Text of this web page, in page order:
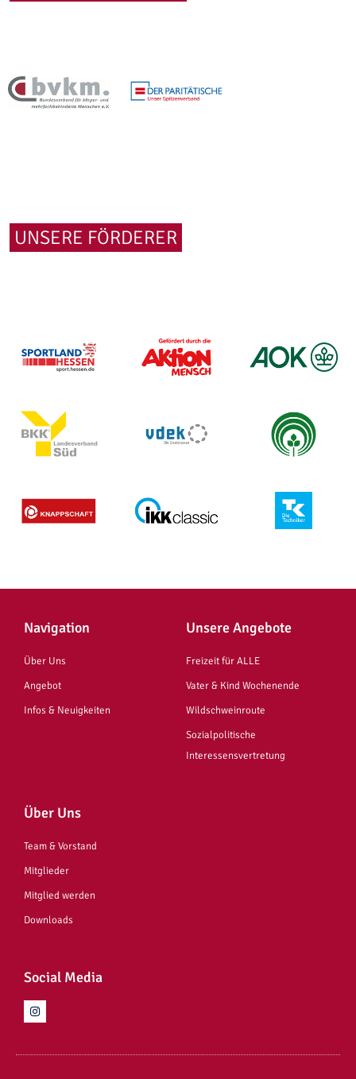
UNSERE FÖRDERER
Navigation
Über Uns
Angebot
Infos & Neuigkeiten
Unsere Angebote
Freizeit für ALLE
Vater & Kind Wochenende
Wildschweinroute
Sozialpolitische
Interessensvertretung
Über Uns
Team & Vorstand
Mitglieder
Mitglied werden
Downloads
Social Media